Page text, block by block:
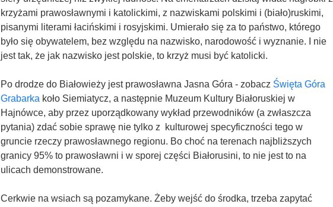
krzyżami prawosławnymi i katolickimi, z nazwiskami polskimi i (biało)ruskimi,
pisanymi literami łacińskimi i rosyjskimi. Umierało się za to państwo, którego
było się obywatelem, bez względu na nazwisko, narodowość i wyznanie. I nie
jest tak, że jak nazwisko jest polskie, to krzyż musi być katolicki.
Po drodze do Białowieży jest prawosławna Jasna Góra - zobacz Święta Góra
Grabarka koło Siemiatycz, a następnie Muzeum Kultury Białoruskiej w
Hajnówce, aby przez uporządkowany wykład przewodników (a zwłaszcza
pytania) zdać sobie sprawę nie tylko z kulturowej specyficzności tego w
gruncie rzeczy prawosławnego regionu. Bo choć na terenach najbliższych
granicy 95% to prawosławni i w sporej części Białorusini, to nie jest to na
ulicach demonstrowane.
Cerkwie na wsiach są pozamykane. Żeby wejść do środka, trzeba zapytać